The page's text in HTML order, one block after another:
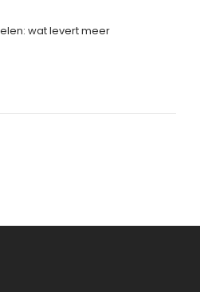
wat levert meer